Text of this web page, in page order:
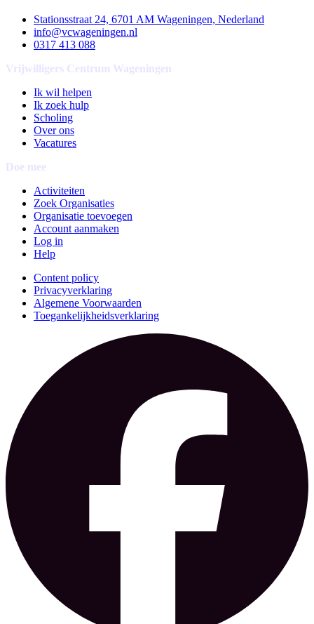
Stationsstraat 24, 6701 AM Wageningen, Nederland
info@vcwageningen.nl
0317 413 088
Vrijwilligers Centrum Wageningen
Ik wil helpen
Ik zoek hulp
Scholing
Over ons
Vacatures
Doe mee
Activiteiten
Zoek Organisaties
Organisatie toevoegen
Account aanmaken
Log in
Help
Content policy
Privacyverklaring
Algemene Voorwaarden
Toegankelijkheidsverklaring